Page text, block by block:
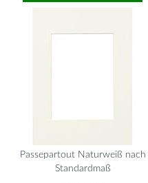
Passepartout Naturweiß nach
Standardmaß